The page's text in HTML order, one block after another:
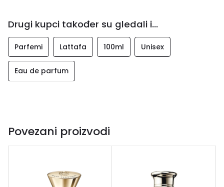
Drugi kupci također su gledali i...
Parfemi Lattafa 100ml Unisex
Eau de parfum
Povezani proizvodi